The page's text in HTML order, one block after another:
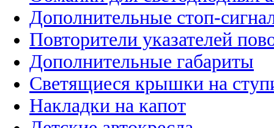
Дополнительные стоп-
Повторители указателей
Дополнительные габариты
Светящиеся крышки на
Накладки на капот